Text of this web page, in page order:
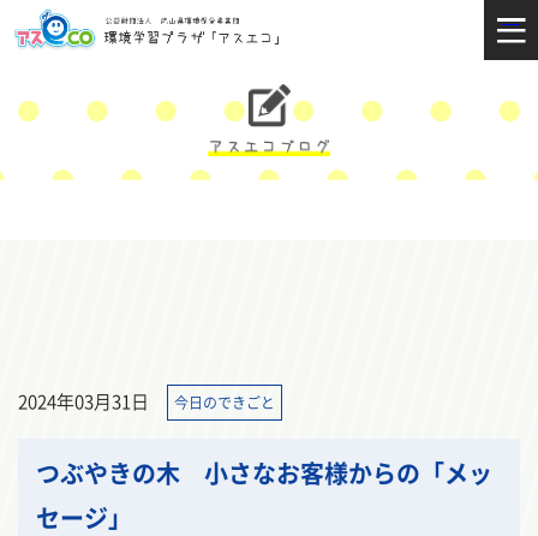
2024年03月31日 今日のできごと
つぶやきの木 小さなお客様からの「メッ
セージ」